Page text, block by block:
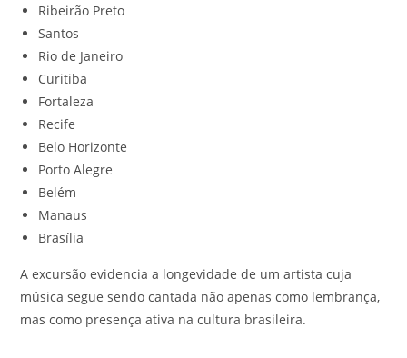
Ribeirão Preto
Santos
Rio de Janeiro
Curitiba
Fortaleza
Recife
Belo Horizonte
Porto Alegre
Belém
Manaus
Brasília
A excursão evidencia a longevidade de um artista cuja
música segue sendo cantada não apenas como lembrança,
mas como presença ativa na cultura brasileira.